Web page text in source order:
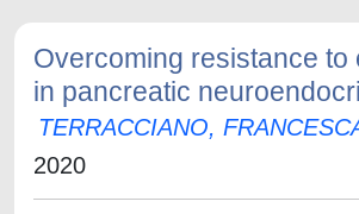
Overcoming resistance to
in pancreatic
TERRACCIANO,
2020